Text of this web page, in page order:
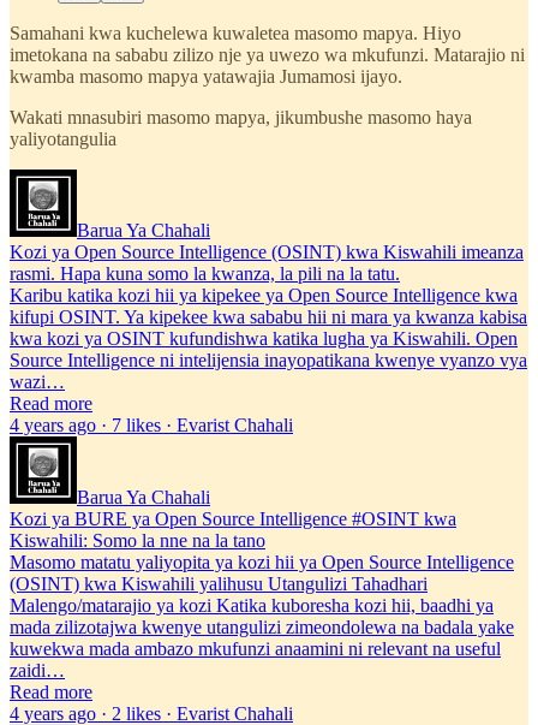
Samahani kwa kuchelewa kuwaletea masomo mapya. Hiyo
imetokana na sababu zilizo nje ya uwezo wa mkufunzi. Matarajio ni
kwamba masomo mapya yatawajia Jumamosi ijayo.
Wakati mnasubiri masomo mapya, jikumbushe masomo haya
yaliyotangulia
Barua Ya Chahali
Kozi ya Open Source Intelligence (OSINT) kwa Kiswahili imeanza
rasmi. Hapa kuna somo la kwanza, la pili na la tatu.
Karibu katika kozi hii ya kipekee ya Open Source Intelligence kwa
kifupi OSINT. Ya kipekee kwa sababu hii ni mara ya kwanza kabisa
kwa kozi ya OSINT kufundishwa katika lugha ya Kiswahili. Open
Source Intelligence ni intelijensia inayopatikana kwenye vyanzo vya
wazi…
Read more
4 years ago · 7 likes · Evarist Chahali
Barua Ya Chahali
Kozi ya BURE ya Open Source Intelligence #OSINT kwa
Kiswahili: Somo la nne na la tano
Masomo matatu yaliyopita ya kozi hii ya Open Source Intelligence
(OSINT) kwa Kiswahili yalihusu Utangulizi Tahadhari
Malengo/matarajio ya kozi Katika kuboresha kozi hii, baadhi ya
mada zilizotajwa kwenye utangulizi zimeondolewa na badala yake
kuwekwa mada ambazo mkufunzi anaamini ni relevant na useful
zaidi…
Read more
4 years ago · 2 likes · Evarist Chahali